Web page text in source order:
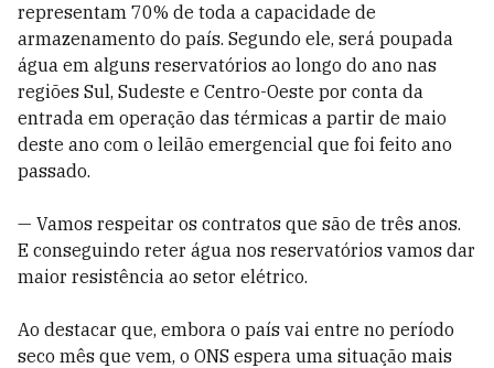
representam 70% de toda a capacidade de
armazenamento do país. Segundo ele, será poupada
água em alguns reservatórios ao longo do ano nas
regiões Sul, Sudeste e Centro-Oeste por conta da
entrada em operação das térmicas a partir de maio
deste ano com o leilão emergencial que foi feito ano
passado.
— Vamos respeitar os contratos que são de três anos.
E conseguindo reter água nos reservatórios vamos dar
maior resistência ao setor elétrico.
Ao destacar que, embora o país vai entre no período
seco mês que vem, o ONS espera uma situação mais